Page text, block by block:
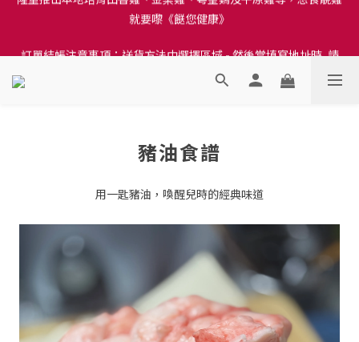
訂單結帳注意事項：送貨方法中選擇區域 - 然後當填寫地址時, 請
訂單結帳注意事項：送貨方法中選擇區域 - 然後當填寫地址時, 請
隆重推出本地培育田香雞、金棠雞、粵皇鷄及平原雞等，想食靚雞
小心選擇分區及區域, 因資料錯誤會影響前往結帳
豬油食譜
用一匙豬油，喚醒兒時的經典味道